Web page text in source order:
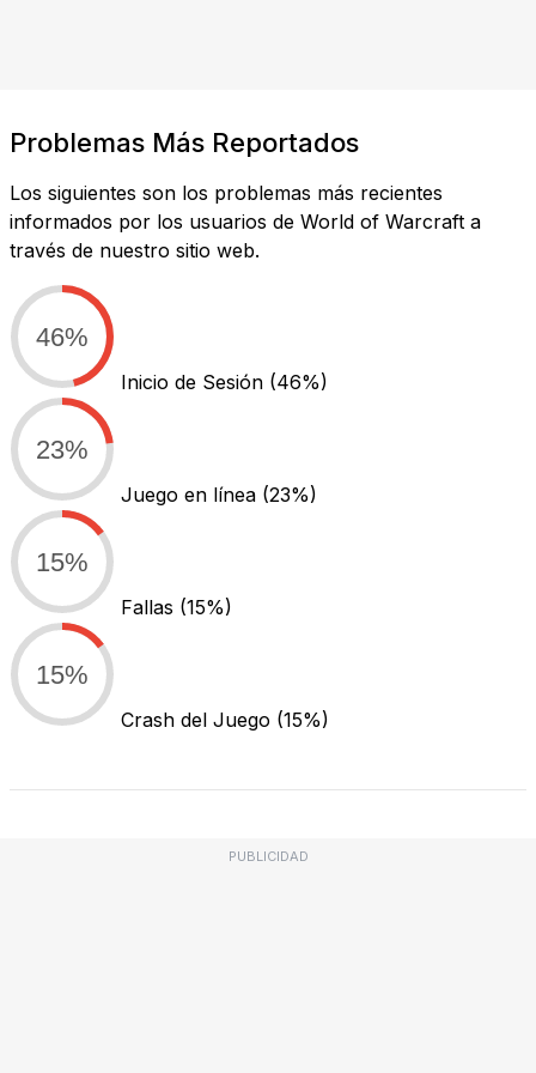
Problemas Más Reportados
Los siguientes son los problemas más recientes
informados por los usuarios de World of Warcraft a
través de nuestro sitio web.
46%
Inicio de Sesión (46%)
23%
Juego en línea (23%)
15%
Fallas (15%)
15%
Crash del Juego (15%)
PUBLICIDAD